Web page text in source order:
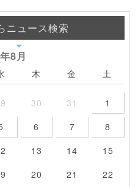
ニュース検索
8月
木 金 土
30 31
1
6 7
8
13 14
15
20 21
22